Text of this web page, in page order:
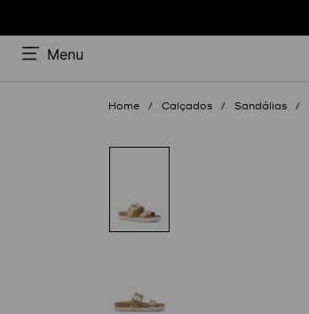
Menu
Calçados Sandálias